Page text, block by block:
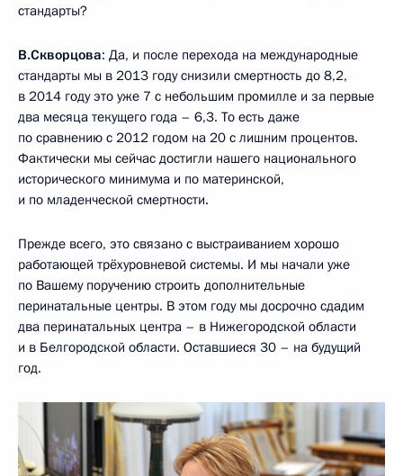
стандарты?
В.Скворцова: Да, и после перехода на международные
стандарты мы в 2013 году снизили смертность до 8,2,
в 2014 году это уже 7 с небольшим промилле и за первые
два месяца текущего года – 6,3. То есть даже
по сравнению с 2012 годом на 20 с лишним процентов.
Фактически мы сейчас достигли нашего национального
исторического минимума и по материнской,
и по младенческой смертности.
Прежде всего, это связано с выстраиванием хорошо
работающей трёхуровневой системы. И мы начали уже
по Вашему поручению строить дополнительные
перинатальные центры. В этом году мы досрочно сдадим
два перинатальных центра – в Нижегородской области
и в Белгородской области. Оставшиеся 30 – на будущий
год.